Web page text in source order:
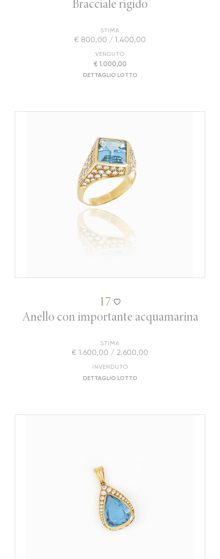
Bracciale rigido
STIMA
€ 800,00 / 1.400,00
VENDUTO
€ 1.000,00
DETTAGLIO LOTTO
17
Anello con importante acquamarina
STIMA
€ 1.600,00 / 2.600,00
INVENDUTO
DETTAGLIO LOTTO